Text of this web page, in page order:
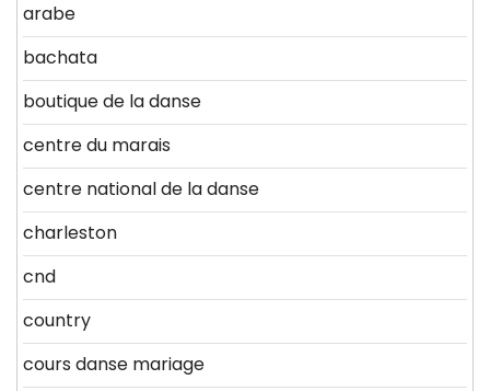
arabe
bachata
boutique de la danse
centre du marais
centre national de la danse
charleston
cnd
country
cours danse mariage